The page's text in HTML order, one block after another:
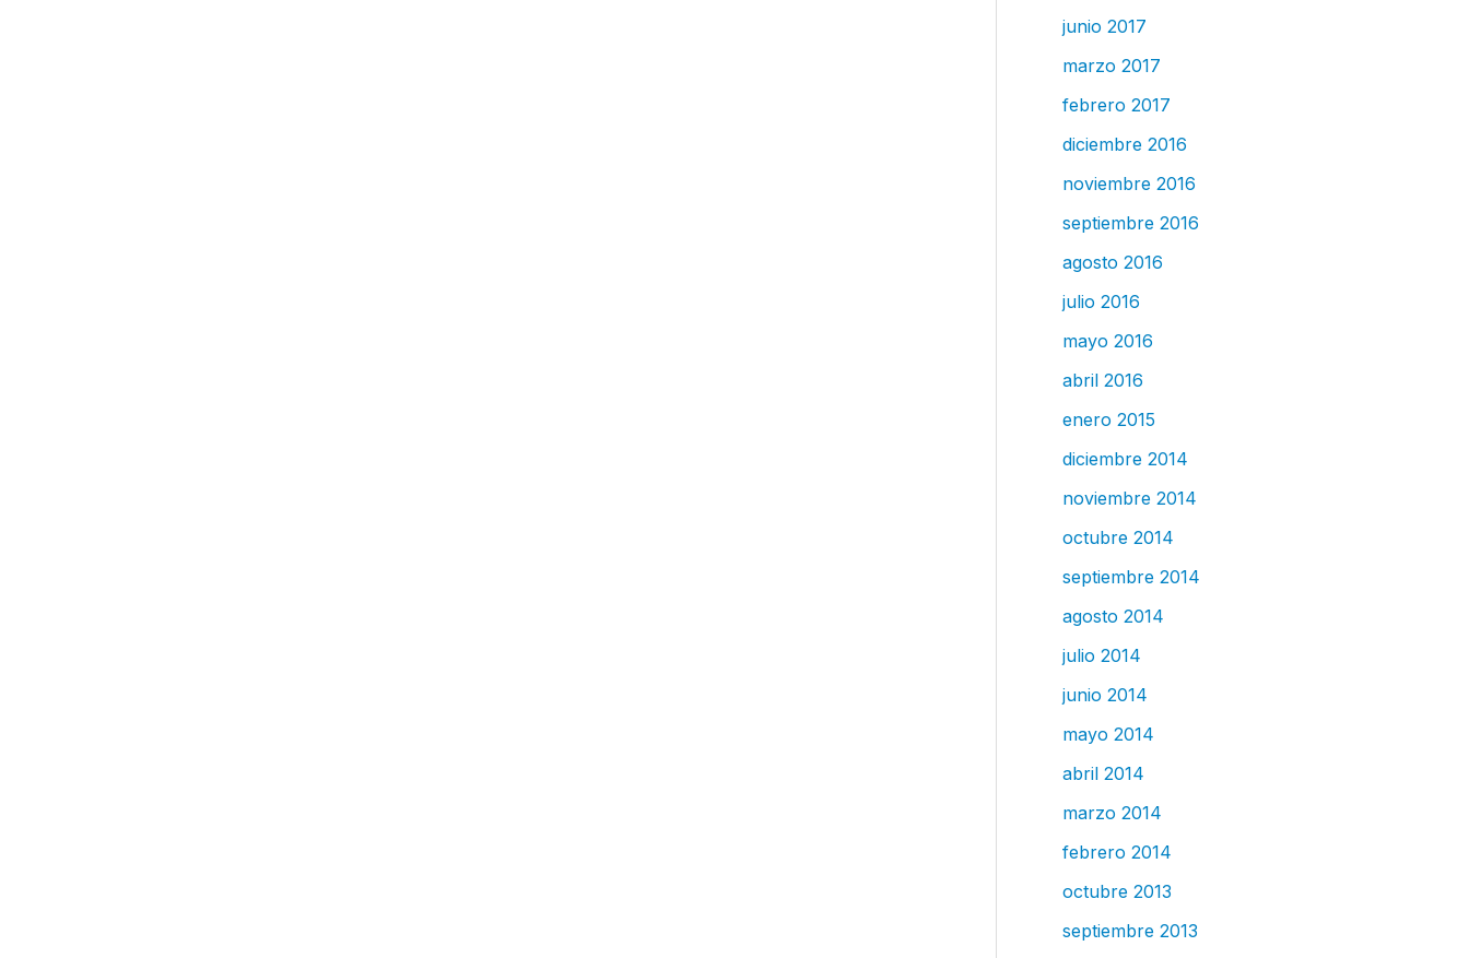
junio 2017
marzo 2017
febrero 2017
diciembre 2016
noviembre 2016
septiembre 2016
agosto 2016
julio 2016
mayo 2016
abril 2016
enero 2015
diciembre 2014
noviembre 2014
octubre 2014
septiembre 2014
agosto 2014
julio 2014
junio 2014
mayo 2014
abril 2014
marzo 2014
febrero 2014
octubre 2013
septiembre 2013